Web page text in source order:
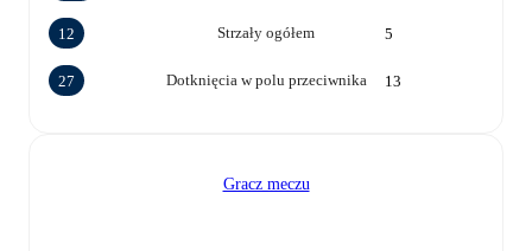
Strzały ogółem
12 5
Dotknięcia w polu przeciwnika
27 13
Gracz meczu